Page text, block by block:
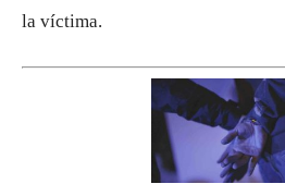
la víctima.